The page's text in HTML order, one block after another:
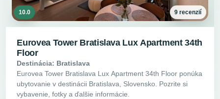
10.0 9 recenzií
Eurovea Tower Bratislava Lux Apartment 34th
Floor
Destinácia: Bratislava
Eurovea Tower Bratislava Lux Apartment 34th Floor ponúka
ubytovanie v destinácii Bratislava, Slovensko. Pozrite si
vybavenie, fotky a ďalšie informácie.